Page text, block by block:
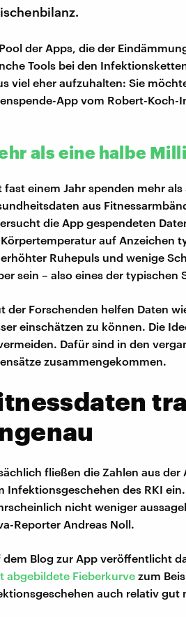
der Apps, die der
Tools bei den
viel eher aufzuhalten: Sie
App vom Robert-Koch-
als eine halbe
fast einem Jahr spenden mehr
aus
die App gespendeten
auf Anzeichen
erhöhter Ruhepuls und wenige
sein – also eines der
der Forschenden helfen Daten
einschätzen zu können. Die
Dafür sind in den
zusammengekommen.
fließen die Zahlen aus
Infektionsgeschehen des RKI
nicht weniger
Reporter Andreas Noll.
dem Blog zur App veröffentlicht
abgebildete Fieberkurve zum
auch relativ gut